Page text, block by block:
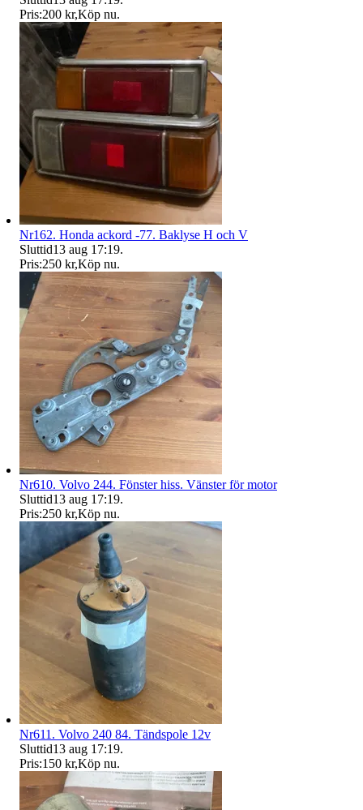
Pris:200 kr,Köp nu.
Nr162. Honda ackord -77. Baklyse H och V
Sluttid13 aug 17:19.
Pris:250 kr,Köp nu.
Nr610. Volvo 244. Fönster hiss. Vänster för motor
Sluttid13 aug 17:19.
Pris:250 kr,Köp nu.
Nr611. Volvo 240 84. Tändspole 12v
Sluttid13 aug 17:19.
Pris:150 kr,Köp nu.